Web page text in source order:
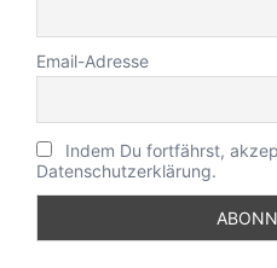
Email-Adresse
Indem Du fortfährst,
Datenschutzerklärung.